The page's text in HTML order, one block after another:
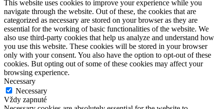
This website uses cookies to improve your experience while you
navigate through the website. Out of these, the cookies that are
categorized as necessary are stored on your browser as they are
essential for the working of basic functionalities of the website. We
also use third-party cookies that help us analyze and understand how
you use this website. These cookies will be stored in your browser
only with your consent. You also have the option to opt-out of these
cookies. But opting out of some of these cookies may affect your
browsing experience.
Necessary
Necessary
Vždy zapnuté